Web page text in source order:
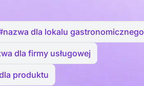
dla lokalu gastronomicznego
dla firmy usługowej
produktu